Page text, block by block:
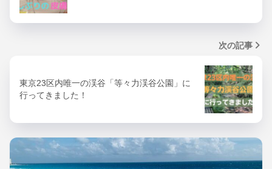
次の記事
東京23区内唯一の渓谷「等々力渓谷公園」に
行ってきました！